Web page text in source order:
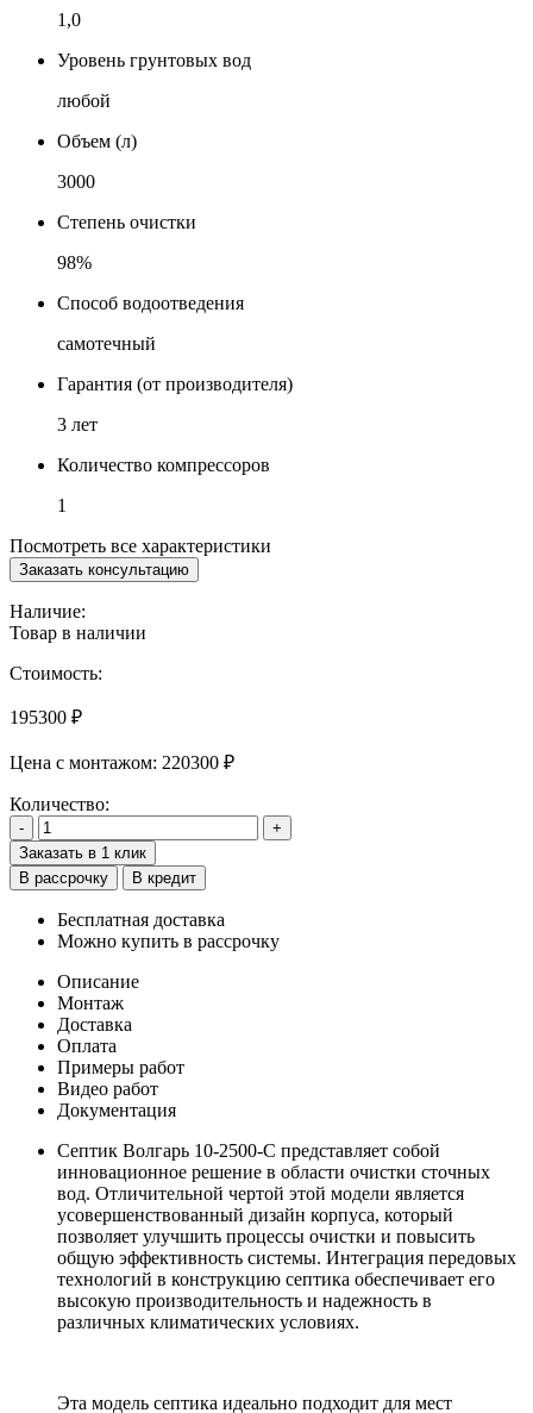
1,0
Уровень грунтовых вод
любой
Объем (л)
3000
Степень очистки
98%
Способ водоотведения
самотечный
Гарантия (от производителя)
3 лет
Количество компрессоров
1
Посмотреть все характеристики
Заказать консультацию
Наличие:
Товар в наличии
Стоимость:
195300 ₽
Цена с монтажом: 220300 ₽
Количество:
-
+
Заказать в 1 клик
В рассрочку
В кредит
Бесплатная доставка
Можно купить в рассрочку
Описание
Монтаж
Доставка
Оплата
Примеры работ
Видео работ
Документация
Септик Волгарь 10-2500-С представляет собой
инновационное решение в области очистки сточных
вод. Отличительной чертой этой модели является
усовершенствованный дизайн корпуса, который
позволяет улучшить процессы очистки и повысить
общую эффективность системы. Интеграция передовых
технологий в конструкцию септика обеспечивает его
высокую производительность и надежность в
различных климатических условиях.
Эта модель септика идеально подходит для мест